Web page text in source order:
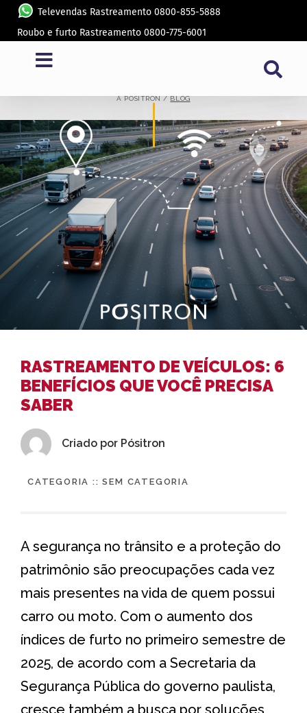
Televendas Rastreamento 0800-855-5888
Roubo e furto Rastreamento 0800-775-6001
A PÓSITRON /BLOG
RASTREAMENTO DE VEÍCULOS: 6
BENEFÍCIOS QUE VOCÊ PRECISA
SABER
Criado por Pósitron
CATEGORIA ::SEM CATEGORIA
A segurança no trânsito e a proteção do
patrimônio são preocupações cada vez
mais presentes na vida de quem possui
carro ou moto. Com o aumento dos
índices de furto no primeiro semestre de
2025, de acordo com a Secretaria da
Segurança Pública do governo paulista,
cresce também a busca por soluções